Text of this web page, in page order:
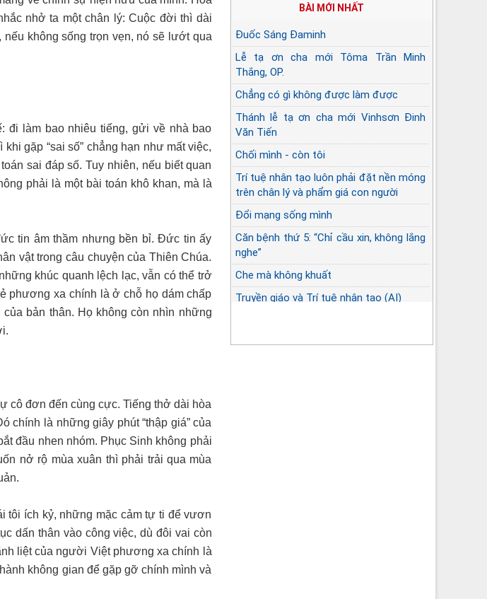
nhở ta một chân lý: Cuộc đời thì dài
không sống trọn vẹn, nó sẽ lướt qua
đi làm bao nhiêu tiếng, gửi về nhà bao
gặp “sai số” chẳng hạn như mất việc,
sai đáp số. Tuy nhiên, nếu biết quan
phải là một bài toán khô khan, mà là
tin âm thầm nhưng bền bỉ. Đức tin ấy
vật trong câu chuyện của Thiên Chúa.
khúc quanh lệch lạc, vẫn có thể trở
phương xa chính là ở chỗ họ dám chấp
bản thân. Họ không còn nhìn những
cô đơn đến cùng cực. Tiếng thở dài hòa
là những giây phút “thập giá” của
đầu nhen nhóm. Phục Sinh không phải
nở rộ mùa xuân thì phải trải qua mùa
tôi ích kỷ, những mặc cảm tự ti để vươn
dấn thân vào công việc, dù đôi vai còn
liệt của người Việt phương xa chính là
không gian để gặp gỡ chính mình và
BÀI MỚI NHẤT
Đuốc Sáng Đaminh
Lễ tạ ơn cha mới Tôma Trần Minh
Thắng, OP.
Chẳng có gì không được làm được
Thánh lễ tạ ơn cha mới Vinhsơn Đinh
Văn Tiến
Chối mình - còn tôi
Trí tuệ nhân tạo luôn phải đặt nền móng
trên chân lý và phẩm giá con người
Đổi mạng sống mình
Căn bệnh thứ 5: “Chỉ cầu xin, không lắng
nghe”
Che mà không khuất
Truyền giáo và Trí tuệ nhân tạo (AI)